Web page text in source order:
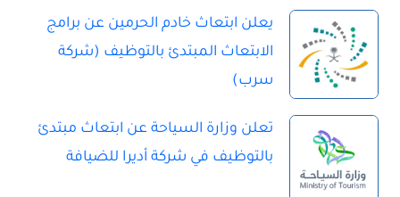
يعلن ابتعاث خادم الحرمين عن برامج
الابتعاث المبتدئ بالتوظيف (شركة
سرب)
تعلن وزارة السياحة عن ابتعاث مبتدئ
بالتوظيف في شركة أديرا للضيافة